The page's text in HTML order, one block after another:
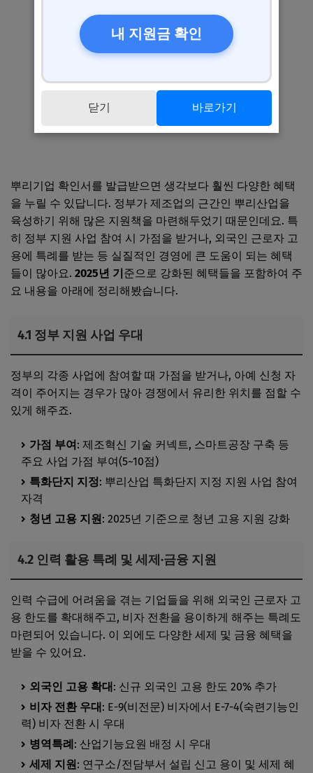
뿌리기업 확인서를 발급받으면 생각보다 훨씬 다양한 혜택
을 누릴 수 있답니다. 정부가 제조업의 근간인 뿌리산업을
육성하기 위해 많은 지원책을 마련해두었기 때문인데요. 특
히 정부 지원 사업 참여 시 가점을 받거나, 외국인 근로자 고
용에 특례를 받는 등 실질적인 경영에 큰 도움이 되는 혜택
들이 많아요. 2025년 기준으로 강화된 혜택들을 포함하여 주
요 내용을 아래에 정리해봤습니다.
4.1 정부 지원 사업 우대
정부의 각종 사업에 참여할 때 가점을 받거나, 아예 신청 자
격이 주어지는 경우가 많아 경쟁에서 유리한 위치를 점할 수
있게 해주죠.
가점 부여: 제조혁신 기술 커넥트, 스마트공장 구축 등
주요 사업 가점 부여(5~10점)
특화단지 지정: 뿌리산업 특화단지 지정 지원 사업 참여
자격
청년 고용 지원: 2025년 기준으로 청년 고용 지원 강화
4.2 인력 활용 특례 및 세제·금융 지원
인력 수급에 어려움을 겪는 기업들을 위해 외국인 근로자 고
용 한도를 확대해주고, 비자 전환을 용이하게 해주는 특례도
마련되어 있습니다. 이 외에도 다양한 세제 및 금융 혜택을
받을 수 있어요.
외국인 고용 확대: 신규 외국인 고용 한도 20% 추가
비자 전환 우대: E-9(비전문) 비자에서 E-7-4(숙련기능인
력) 비자 전환 시 우대
병역특례: 산업기능요원 배정 시 우대
세제 지원: 연구소/전담부서 설립 신고 용이 및 세제 혜
내 지원금 확인
닫기 바로가기